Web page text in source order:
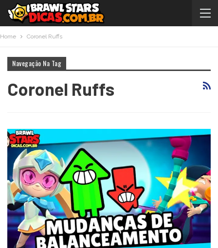
Home Coronel Ruffs
Navegação Na Tag
Coronel Ruffs